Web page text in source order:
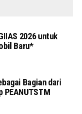
2026 untuk
Baru*
Bagian dari
PEANUTSTM